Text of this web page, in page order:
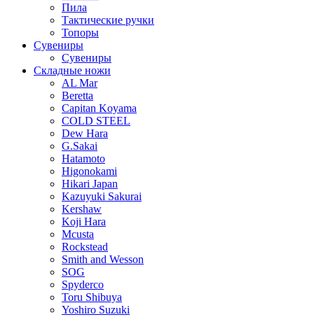
Пила
Тактические ручки
Топоры
Сувениры
Сувениры
Складные ножи
AL Mar
Beretta
Capitan Koyama
COLD STEEL
Dew Hara
G.Sakai
Hatamoto
Higonokami
Hikari Japan
Kazuyuki Sakurai
Kershaw
Koji Hara
Mcusta
Rockstead
Smith and Wesson
SOG
Spyderco
Toru Shibuya
Yoshiro Suzuki